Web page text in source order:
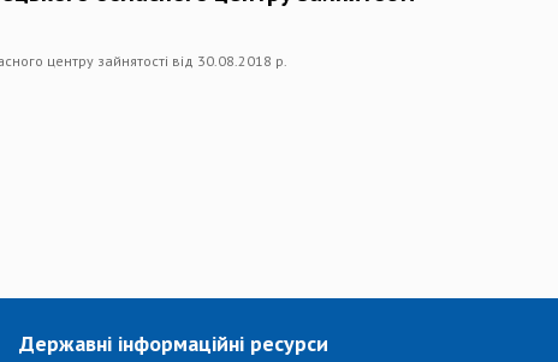
центру зайнятості від 30.08.2018 р.
Державні інформаційні ресурси